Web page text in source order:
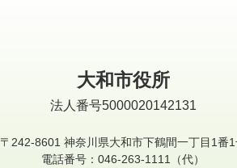
大和市役所
法人番号5000020142131
〒242-8601 神奈川県大和市下鶴間一丁目1番
電話番号：046-263-1111（代）